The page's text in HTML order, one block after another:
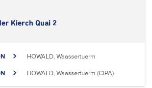
Kierch Quai 2
HOWALD, Waassertuerm
HOWALD, Waassertuerm (CIPA)